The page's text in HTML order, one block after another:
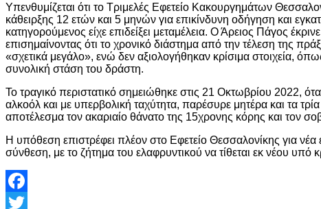
Υπενθυμίζεται ότι το Τριμελές Εφετείο Κακουργημάτων
κάθειρξης 12 ετών και 5 μηνών για επικίνδυνη οδήγηση και
κατηγορούμενος είχε επιδείξει μεταμέλεια. Ο Άρειος Πάγος έκρινε
επισημαίνοντας ότι το χρονικό διάστημα από την τέλεση της
«σχετικά μεγάλο», ενώ δεν αξιολογήθηκαν κρίσιμα στοιχεία,
συνολική στάση του δράστη.
Το τραγικό περιστατικό σημειώθηκε στις 21 Οκτωβρίου 2022,
αλκοόλ και με υπερβολική ταχύτητα, παρέσυρε μητέρα και τα
αποτέλεσμα τον ακαριαίο θάνατο της 15χρονης κόρης και τον
Η υπόθεση επιστρέφει πλέον στο Εφετείο Θεσσαλονίκης για νέα
σύνθεση, με το ζήτημα του ελαφρυντικού να τίθεται εκ νέου υπό
Facebook